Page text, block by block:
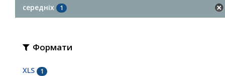
середніх 1
Формати
XLS 1